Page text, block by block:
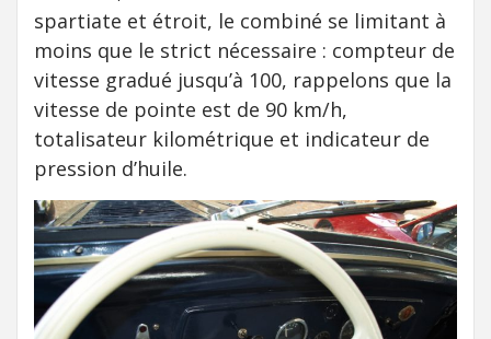
spartiate et étroit, le combiné se limitant à
moins que le strict nécessaire : compteur de
vitesse gradué jusqu’à 100, rappelons que la
vitesse de pointe est de 90 km/h,
totalisateur kilométrique et indicateur de
pression d’huile.